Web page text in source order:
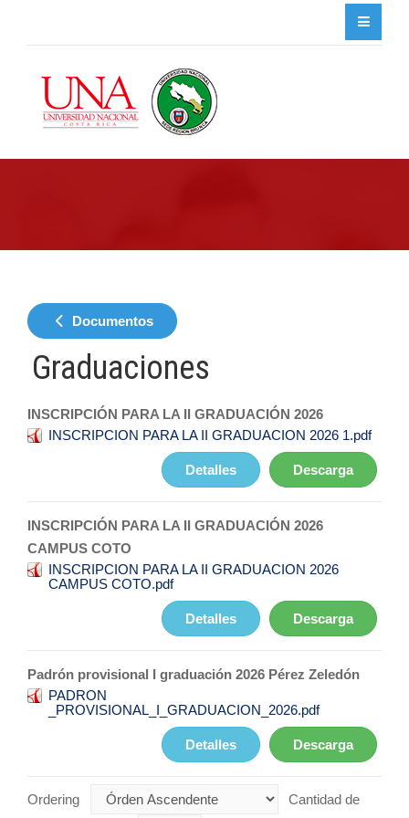
Documentos
Graduaciones
INSCRIPCIÓN PARA LA II GRADUACIÓN 2026
INSCRIPCION PARA LA II GRADUACION 2026 1.pdf
Descarga
Detalles
INSCRIPCIÓN PARA LA II GRADUACIÓN 2026
CAMPUS COTO
INSCRIPCION PARA LA II GRADUACION 2026
CAMPUS COTO.pdf
Descarga
Detalles
Padrón provisional I graduación 2026 Pérez Zeledón
PADRON
_PROVISIONAL_I_GRADUACION_2026.pdf
Descarga
Detalles
Ordering Cantidad de